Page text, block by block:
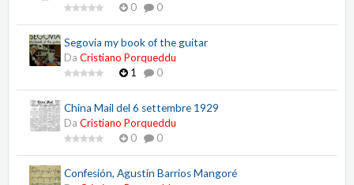
0
0
Segovia my book of the guitar
Da Cristiano Porqueddu
1
0
China Mail del 6 settembre 1929
Da Cristiano Porqueddu
0
0
Confesión, Agustín Barrios Mangoré